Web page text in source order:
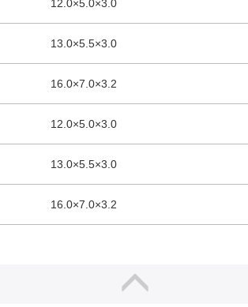
12.0×5.0×3.0
13.0×5.5×3.0
16.0×7.0×3.2
12.0×5.0×3.0
13.0×5.5×3.0
16.0×7.0×3.2